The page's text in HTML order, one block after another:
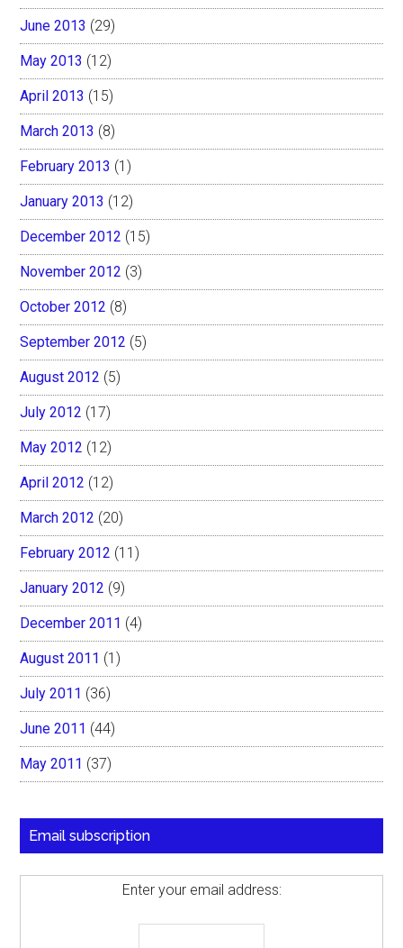
June 2013 (29)
May 2013 (12)
April 2013 (15)
March 2013 (8)
February 2013 (1)
January 2013 (12)
December 2012 (15)
November 2012 (3)
October 2012 (8)
September 2012 (5)
August 2012 (5)
July 2012 (17)
May 2012 (12)
April 2012 (12)
March 2012 (20)
February 2012 (11)
January 2012 (9)
December 2011 (4)
August 2011 (1)
July 2011 (36)
June 2011 (44)
May 2011 (37)
Email subscription
Enter your email address: